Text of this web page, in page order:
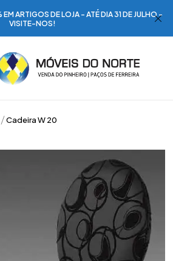
ARTIGOS DE LOJA - ATÉ DIA 31 DE JULHO -
VISITE-NOS!
Cadeira W 20